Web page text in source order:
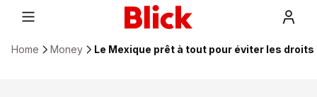
Home Money Le Mexique prêt à tout pour éviter les droits